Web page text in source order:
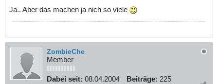
Ja.. Aber das machen ja nich so viele
ZombieChe
Member
Dabei seit: 08.04.2004 Beiträge: 225